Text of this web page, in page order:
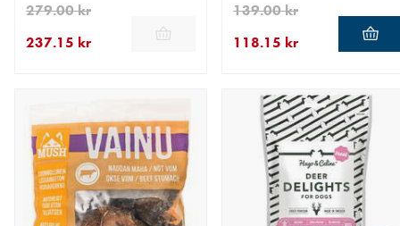
237.15 kr
279.00 kr
118.15 kr
139.00 kr